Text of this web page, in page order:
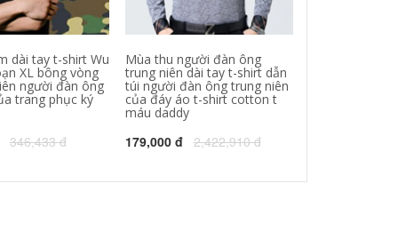
dài tay t-shirt Wu
XL bông vòng
người đàn ông
trang phục ký
346,433 đ
Mùa thu người đàn ông
trung niên dài tay t-shirt dẫn
túi người đàn ông trung niên
của đáy áo t-shirt cotton t
máu daddy
179,000 đ 2,422,910 đ